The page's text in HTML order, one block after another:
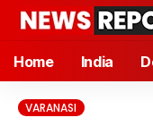
Home India
VARANASI